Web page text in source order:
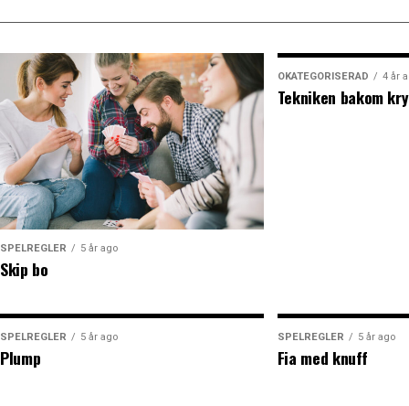
SPELREGLER 5 år ago
Skip bo
OKATEGORISERAD 4 år
Tekniken bakom
SPELREGLER 5 år ago
Plump
SPELREGLER 5 år ago
Fia med knuff